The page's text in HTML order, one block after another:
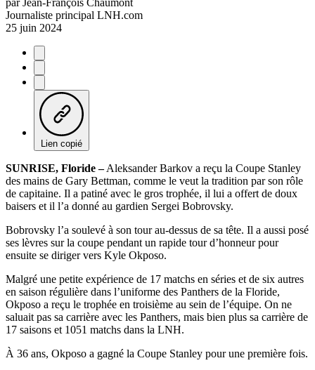
Journaliste principal LNH.com
25 juin 2024
Lien copié
SUNRISE, Floride –Aleksander Barkov a reçu la Coupe Stanley
des mains de Gary Bettman, comme le veut la tradition par son rôle
de capitaine. Il a patiné avec le gros trophée, il lui a offert de doux
baisers et il l’a donné au gardien Sergei Bobrovsky.
Bobrovsky l’a soulevé à son tour au-dessus de sa tête. Il a aussi posé
ses lèvres sur la coupe pendant un rapide tour d’honneur pour
ensuite se diriger vers Kyle Okposo.
Malgré une petite expérience de 17 matchs en séries et de six autres
en saison régulière dans l’uniforme des Panthers de la Floride,
Okposo a reçu le trophée en troisième au sein de l’équipe. On ne
saluait pas sa carrière avec les Panthers, mais bien plus sa carrière de
17 saisons et 1051 matchs dans la LNH.
À 36 ans, Okposo a gagné la Coupe Stanley pour une première fois.